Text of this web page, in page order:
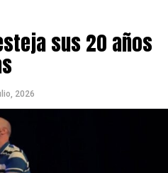
sus 20 años
2026